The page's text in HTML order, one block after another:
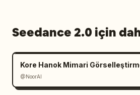
Seedance 2.0 için
Kore Hanok Mimari
@NoorAI